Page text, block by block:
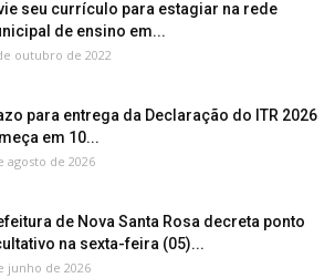
seu currículo para estagiar na rede
de ensino em...
outubro de 2022
para entrega da Declaração do ITR 2026
em 10...
agosto de 2026
de Nova Santa Rosa decreta ponto
na sexta-feira (05)...
junho de 2026